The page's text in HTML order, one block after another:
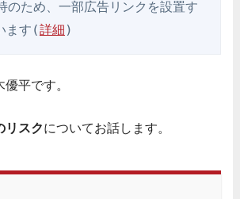
ため、一部広告リンクを設置す
ます(詳細 )
平です。
リスクについてお話します。